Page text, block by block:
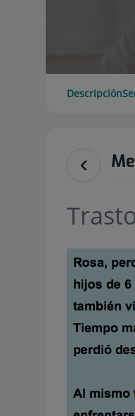
Descripción